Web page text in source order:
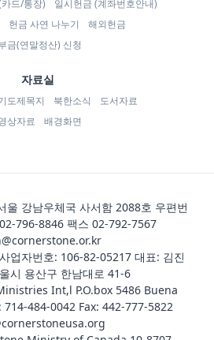
드/통장)
일시헌금 (계좌번호안내)
헌금 사연 나누기
해외헌금
금(연말정산) 신청
자료실
도제목지 북한소식
도서자료
상자료
배경화면
울 강남우체국 사서함 2088호 우편번
02-796-8846 팩스 02-792-7567
업자번호: 106-82-05217 대표: 김진
시 용산구 한남대로 41-6
Int,l P.O.box 5486 Buena
714-484-0042 Fax: 442-777-5822